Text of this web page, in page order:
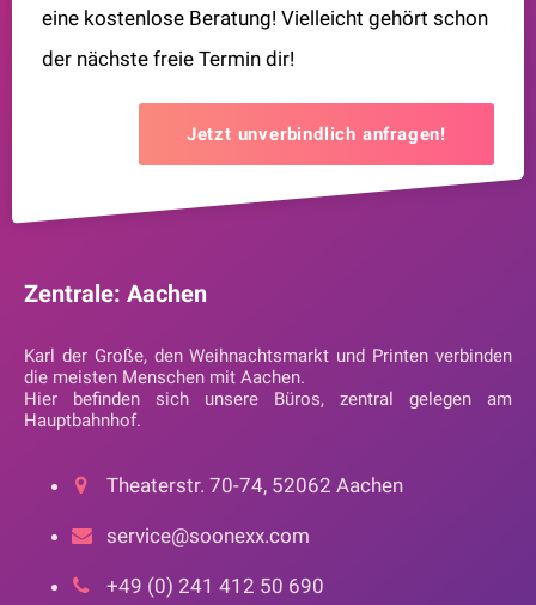
eine kostenlose Beratung! Vielleicht gehört schon
der nächste freie Termin dir!
Jetzt unverbindlich anfragen!
Zentrale: Aachen
Karl der Große, den Weihnachtsmarkt und Printen verbinden
die meisten Menschen mit Aachen.
Hier befinden sich unsere Büros, zentral gelegen am
Hauptbahnhof.
Theaterstr. 70-74, 52062 Aachen
service@soonexx.com
+49 (0) 241 412 50 690